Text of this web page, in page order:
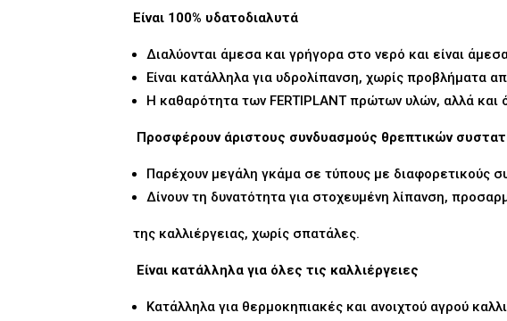
Είναι 100% υδατοδιαλυτά
Διαλύονται άμεσα και γρήγορα στο νερό και είναι
Είναι κατάλληλα για υδρολίπανση, χωρίς προβλήματα
Η καθαρότητα των FERTIPLANT πρώτων υλών, αλλά και
Προσφέρουν άριστους συνδυασμούς θρεπτικών
Παρέχουν μεγάλη γκάμα σε τύπους με διαφορετικούς
Δίνουν τη δυνατότητα για στοχευμένη λίπανση,
της καλλιέργειας, χωρίς σπατάλες.
Είναι κατάλληλα για όλες τις καλλιέργειες
Κατάλληλα για θερμοκηπιακές και ανοιχτού αγρού